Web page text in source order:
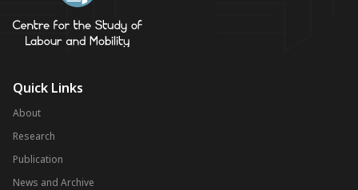
Quick Links
About
Research
Publication
News and Archive